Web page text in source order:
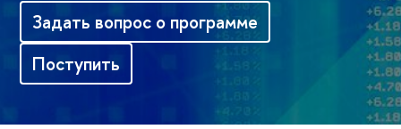
Задать вопрос о программе
Поступить